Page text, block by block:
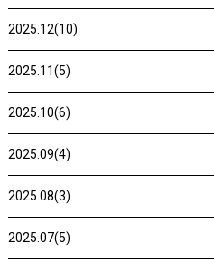
2025.12(10)
2025.11(5)
2025.10(6)
2025.09(4)
2025.08(3)
2025.07(5)